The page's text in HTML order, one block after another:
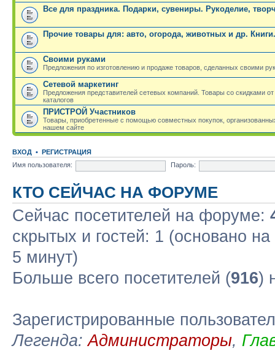
Все для праздника. Подарки, сувениры. Рукоделие,
Прочие товары для: авто, огорода, животных и др.
Своими руками
Предложения по изготовлению и продаже товаров, сделанных своими
Сетевой маркетинг
Предложения представителей сетевых компаний. Товары со скидками
каталогов
ПРИСТРОЙ Участников
Товары, приобретенные с помощью совместных покупок,
нашем сайте
ВХОД • РЕГИСТРАЦИЯ
Имя пользователя:
Пароль:
КТО СЕЙЧАС НА ФОРУМЕ
Сейчас посетителей на форуме:
скрытых и гостей: 1 (основано
5 минут)
Больше всего посетителей (916)
Зарегистрированные
Легенда:Администраторы,